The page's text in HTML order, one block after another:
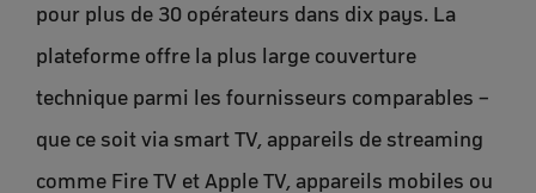
pour plus de 30 opérateurs dans dix pays. La
plateforme offre la plus large couverture
technique parmi les fournisseurs comparables –
que ce soit via smart TV, appareils de streaming
comme Fire TV et Apple TV, appareils mobiles ou